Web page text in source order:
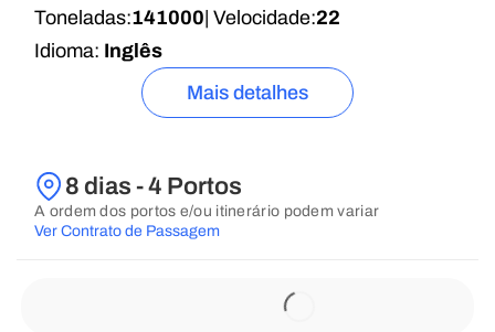
Toneladas:141000 | Velocidade:22
Idioma: Inglês
Mais detalhes
8 dias - 4 Portos
A ordem dos portos e/ou itinerário podem variar
Ver Contrato de Passagem